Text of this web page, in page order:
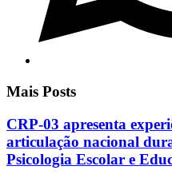
Mais Posts
CRP-03 apresenta
articulação nacional
Psicologia Escolar e